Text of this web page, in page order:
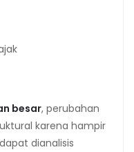
besar, perubahan
karena hampir
dianalisis